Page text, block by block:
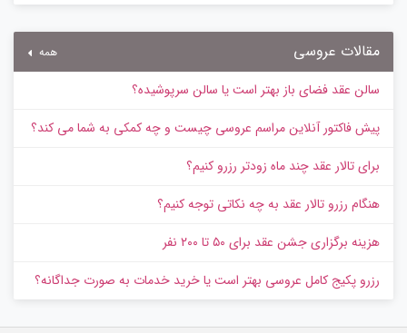
مقالات عروسی همه
سالن عقد فضای باز بهتر است یا سالن سرپوشیده؟
پیش‌ فاکتور آنلاین مراسم عروسی چیست و چه کمکی به شما می کند؟
برای تالار عقد چند ماه زودتر رزرو کنیم؟
هنگام رزرو تالار عقد به چه نکاتی توجه کنیم؟
هزینه برگزاری جشن عقد برای ۵۰ تا ۲۰۰ نفر
رزرو پکیج کامل عروسی بهتر است یا خرید خدمات به‌ صورت جداگانه؟